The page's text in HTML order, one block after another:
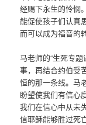
经赐下永生的怜悯
能促使孩子们认真
而可以成为福音的
马老师的“生死专
事，再结合约伯受
恒的那一条线。马
盼望使我们有信心
我们在信心中从未
信耶稣能够胜过死